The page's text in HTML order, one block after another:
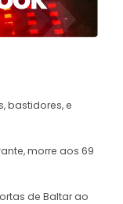
bastidores, e
morre aos 69
de Baltar ao